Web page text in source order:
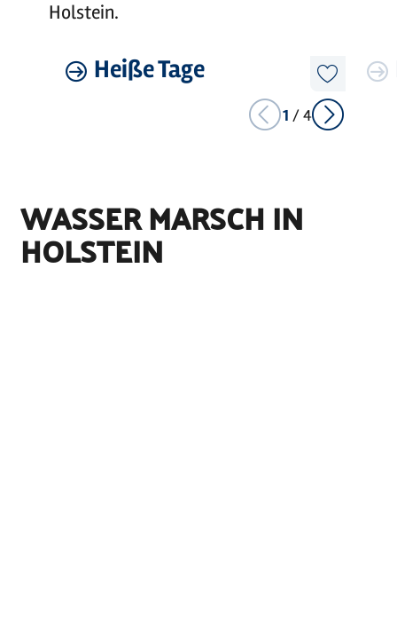
Holstein.
Diesen
Artikel
merken
Heiße Tage
Mehr
erfahren
Mehr
1 /4
WASSER MARSCH IN
HOLSTEIN